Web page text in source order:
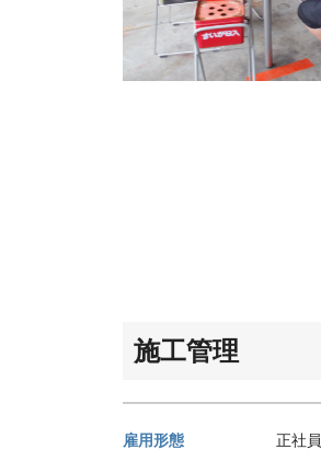
施工管理
雇用形態 正社員